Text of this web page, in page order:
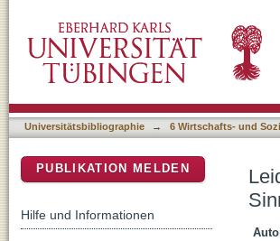
Forschung
Universitätsbibliographie → 6 Wirtschafts- und
PUBLIKATION MELDEN
Hilfe und Informationen